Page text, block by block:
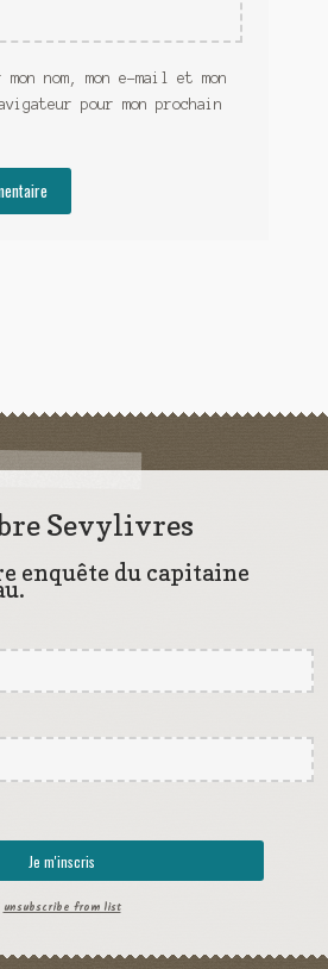
nom, mon e-mail et mon
pour mon prochain
Sevylivres
enquête du capitaine
unsubscribe from list